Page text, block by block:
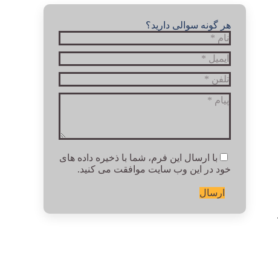
هر گونه سوالی دارید؟
نام *
ایمیل *
تلفن *
پیام *
با ارسال این فرم، شما با ذخیره داده های
خود در این وب سایت موافقت می کنید.
ارسال